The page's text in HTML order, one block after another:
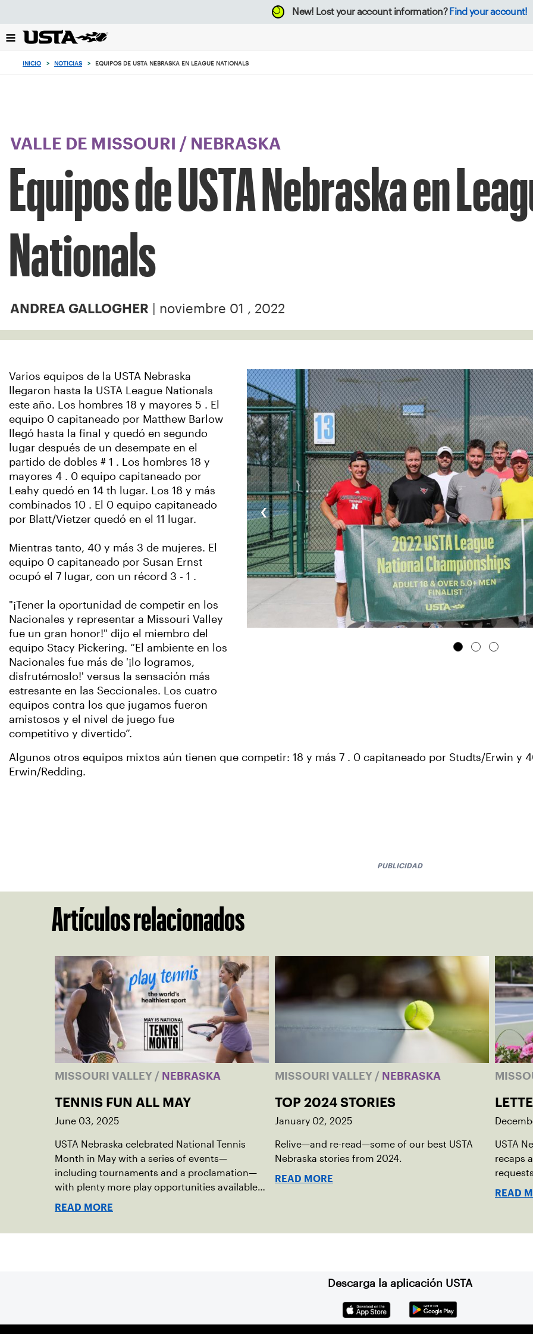
el
botón
New! Lost your account information? Find your account!
INICIO > NOTICIAS > EQUIPOS DE USTA NEBRASKA EN LEAGUE NATIONALS
VALLE DE MISSOURI / NEBRASKA
Equipos de USTA Nebraska en
Nationals
ANDREA GALLOGHER | noviembre 01 , 2022
Varios equipos de la USTA Nebraska
llegaron hasta la USTA League Nationals
este año. Los hombres 18 y mayores 5 . El
equipo 0 capitaneado por Matthew Barlow
llegó hasta la final y quedó en segundo
lugar después de un desempate en el
partido de dobles # 1 . Los hombres 18 y
mayores 4 . 0 equipo capitaneado por
Leahy quedó en 14 th lugar. Los 18 y más
combinados 10 . El 0 equipo capitaneado
por Blatt/Vietzer quedó en el 11 lugar.
Mientras tanto, 40 y más 3 de mujeres. El
equipo 0 capitaneado por Susan Ernst
ocupó el 7 lugar, con un récord 3 - 1 .
"¡Tener la oportunidad de competir en los
Nacionales y representar a Missouri Valley
fue un gran honor!" dijo el miembro del
equipo Stacy Pickering. “El ambiente en los
Nacionales fue más de '¡lo logramos,
disfrutémoslo!' versus la sensación más
estresante en las Seccionales. Los cuatro
equipos contra los que jugamos fueron
amistosos y el nivel de juego fue
competitivo y divertido”.
‹
Algunos otros equipos mixtos aún tienen que competir: 18 y más 7 . 0 capitaneado por Studts/Erwin y
Erwin/Redding.
PUBLICIDAD
Artículos relacionados
MISSOURI VALLEY / NEBRASKA
TENNIS FUN ALL MAY
June 03, 2025
USTA Nebraska celebrated National Tennis
Month in May with a series of events—
including tournaments and a proclamation—
with plenty more play opportunities available
this summer.
READ MORE
MISSOURI VALLEY / NEBRASKA
TOP 2024 STORIES
January 02, 2025
Relive—and re-read—some of our best USTA
Nebraska stories from 2024.
READ MORE
USTA
recaps
READ
Descarga la aplicación USTA